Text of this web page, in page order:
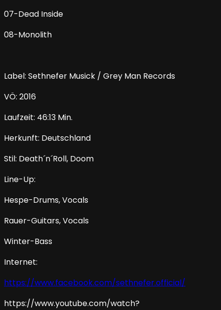
07-Dead Inside
08-Monolith
Label: Sethnefer Musick / Grey Man Records
VÖ: 2016
Laufzeit: 46:13 Min.
Herkunft: Deutschland
Stil: Death´n´Roll, Doom
Line-Up:
Hespe-Drums, Vocals
Rauer-Guitars, Vocals
Winter-Bass
Internet:
https://www.facebook.com/sethnefer.official/
https://www.youtube.com/watch?